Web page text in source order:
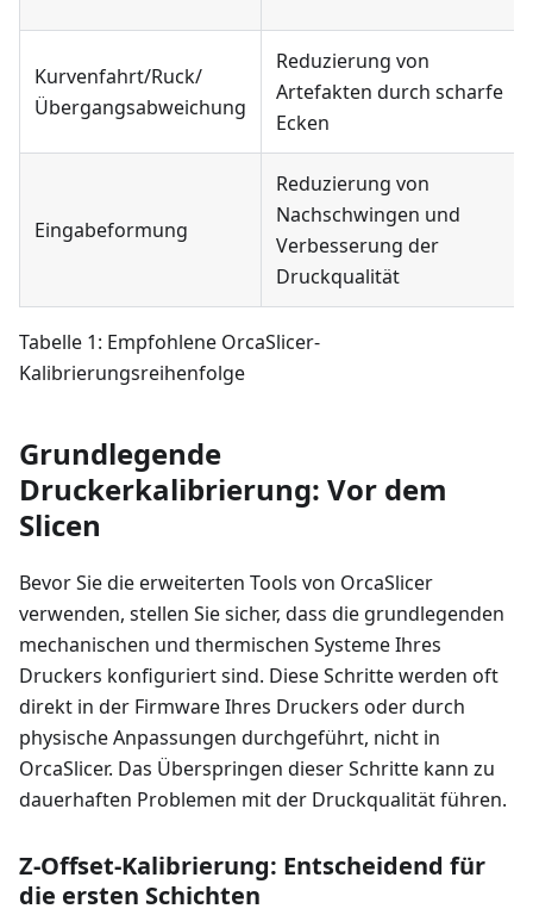
Kurvenfahrt/Ruck/
Übergangsabweichung
Reduzierung von
Artefakten durch scharfe
Ecken
Eingabeformung
Reduzierung von
Nachschwingen und
Verbesserung der
Druckqualität
Tabelle 1: Empfohlene OrcaSlicer-
Kalibrierungsreihenfolge
Grundlegende
Druckerkalibrierung: Vor dem
Slicen
Bevor Sie die erweiterten Tools von OrcaSlicer
verwenden, stellen Sie sicher, dass die grundlegenden
mechanischen und thermischen Systeme Ihres
Druckers konfiguriert sind. Diese Schritte werden oft
direkt in der Firmware Ihres Druckers oder durch
physische Anpassungen durchgeführt, nicht in
OrcaSlicer. Das Überspringen dieser Schritte kann zu
dauerhaften Problemen mit der Druckqualität führen.
Z-Offset-Kalibrierung: Entscheidend für
die ersten Schichten